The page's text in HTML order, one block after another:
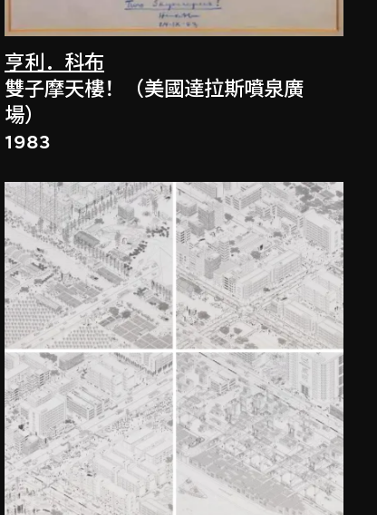
亨利．科布
雙子摩天樓！（美國達拉斯噴泉廣
場）
1983